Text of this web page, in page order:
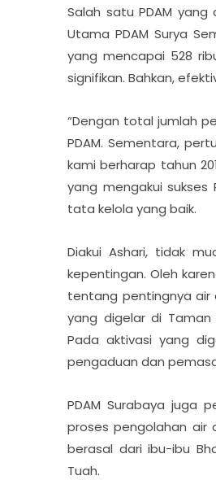
Salah satu PDAM yang
Utama PDAM Surya
yang mencapai 528
signifikan. Bahkan,
“Dengan total jumlah
PDAM. Sementara,
kami berharap tahun
yang mengakui
tata kelola yang baik.
Diakui Ashari, tidak
kepentingan. Oleh
tentang pentingnya air
yang digelar di Taman
Pada aktivasi yang
pengaduan dan
PDAM Surabaya juga
proses pengolahan air
berasal dari ibu-ibu
Tuah.